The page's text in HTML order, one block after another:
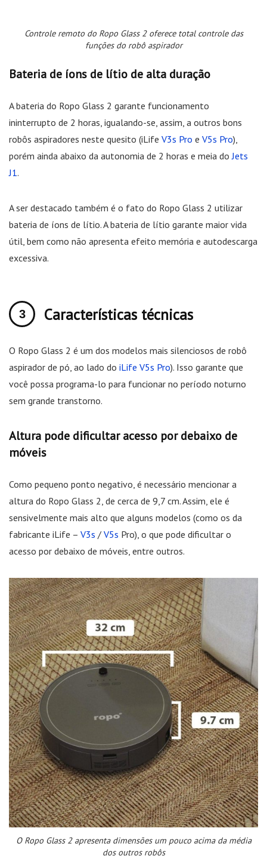
Controle remoto do Ropo Glass 2 oferece total controle das
funções do robô aspirador
Bateria de íons de lítio de alta duração
A bateria do Ropo Glass 2 garante funcionamento
ininterrupto de 2 horas, igualando-se, assim, a outros bons
robôs aspiradores neste quesito (iLife V3s Pro e V5s Pro),
porém ainda abaixo da autonomia de 2 horas e meia doJets
J1.
A ser destacado também é o fato do Ropo Glass 2 utilizar
bateria de íons de lítio. A bateria de lítio garante maior vida
útil, bem como não apresenta efeito memória e autodescarga
excessiva.
Características técnicas
O Ropo Glass 2 é um dos modelos mais silenciosos de robô
aspirador de pó, ao lado do iLife V5s Pro). Isso garante que
você possa programa-lo para funcionar no período noturno
sem grande transtorno.
Altura pode dificultar acesso por debaixo de
móveis
Como pequeno ponto negativo, é necessário mencionar a
altura do Ropo Glass 2, de cerca de 9,7 cm. Assim, ele é
sensivelmente mais alto que alguns modelos (como os da
fabricante iLife – V3s / V5s Pro), o que pode dificultar o
acesso por debaixo de móveis, entre outros.
O Ropo Glass 2 apresenta dimensões um pouco acima da média
dos outros robôs